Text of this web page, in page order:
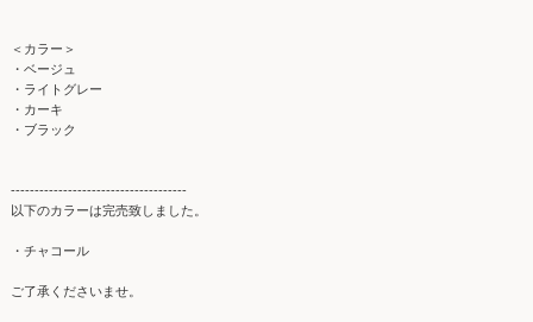
＜カラー＞
・ベージュ
・ライトグレー
・カーキ
・ブラック
-------------------------------------
以下のカラーは完売致しました。
・チャコール
ご了承くださいませ。